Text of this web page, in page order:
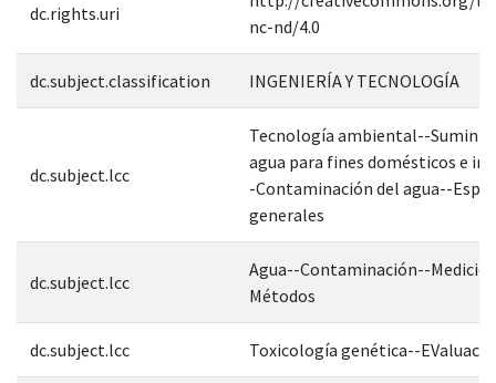
dc.rights.uri
nc-nd/4.0
dc.subject.classification INGENIERÍA Y TECNOLOGÍA
dc.subject.lcc
Tecnología ambiental--
agua para fines domésticos e
-Contaminación del agua--
generales
dc.subject.lcc
Agua--Contaminación--
Métodos
dc.subject.lcc Toxicología genética--